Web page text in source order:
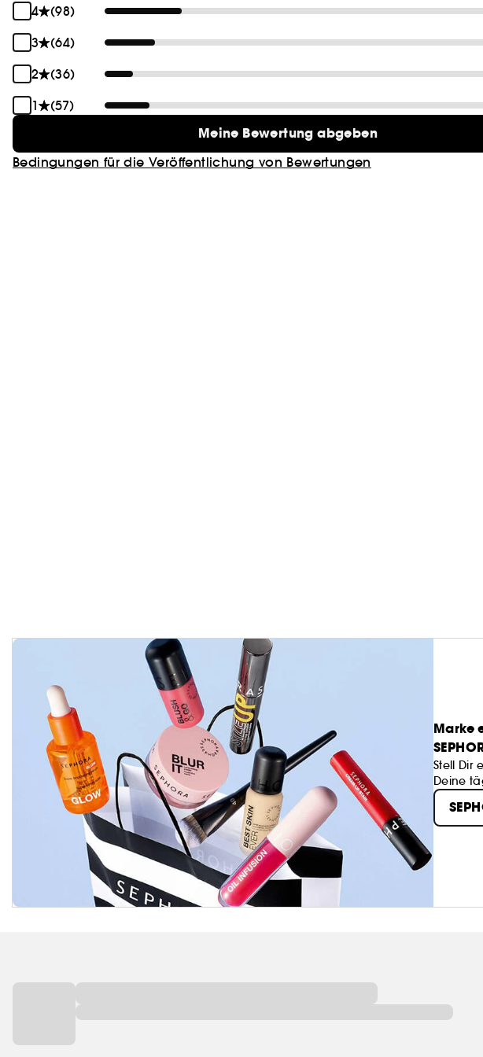
4
(98)
3
(64)
2
(36)
1
(57)
Meine Bewertung abgeben
Bedingungen für die Veröffentlichung von Bewertungen
Marke
Stell Dir
Deine